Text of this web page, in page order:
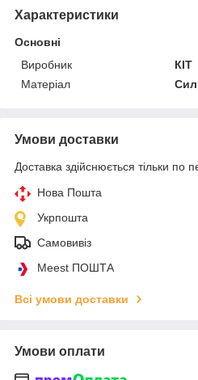
Характеристики
Основні
Виробник
КІТ
Матеріал
Умови доставки
Доставка здійснюється тільки по
Нова Пошта
Укрпошта
Самовивіз
Meest ПОШТА
Всі умови доставки
Умови оплати